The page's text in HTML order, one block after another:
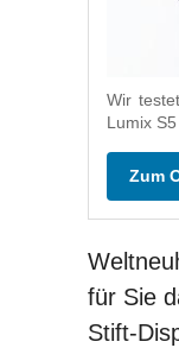
Wir
Lumix
Zum
für Sie
Stift-